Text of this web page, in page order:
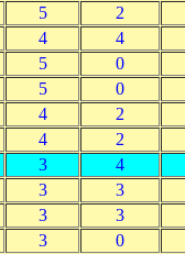
5 2
4 4
5 0
5 0
4 2
4 2
3 4
3 3
3 3
3 0